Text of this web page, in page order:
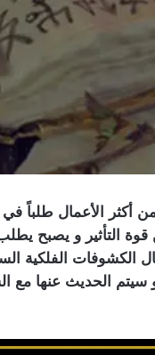
أكثر الأعمال طلباً في
قوة التأثير و يصبح
الكشوفات
سيتم الحديث عنها مع